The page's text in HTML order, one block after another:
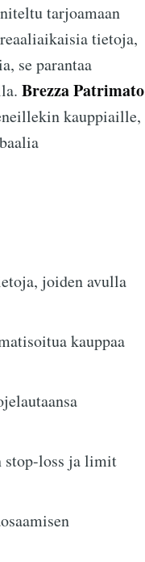
tarjoamaan
tietoja,
se parantaa
Brezza Patrimato
kauppiaille,
joiden avulla
kauppaa
stop-loss ja limit